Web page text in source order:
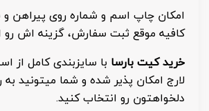
امکان چاپ اسم و شماره روی
کافیه موقع ثبت سفارش، گزینه اش رو
خرید کیت بارسا با سایزبندی کامل از
لارج امکان پذیر شده و شما میتونید به
دلخواهتون رو انتخاب کنید.